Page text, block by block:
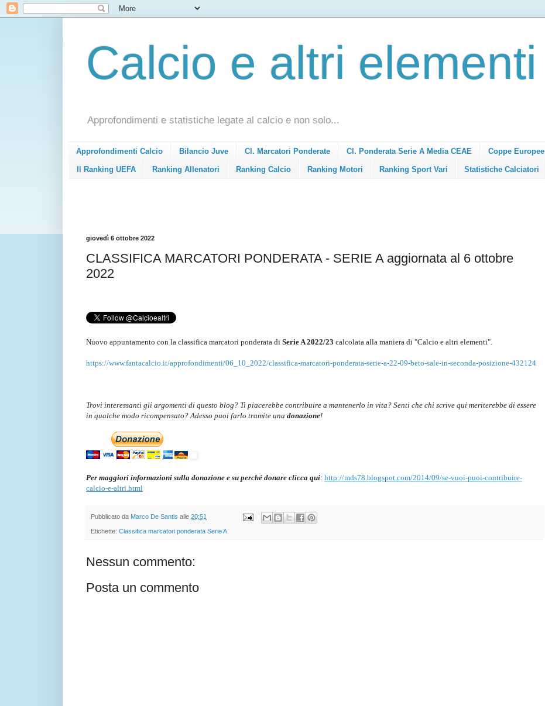
Calcio e altri elementi
Approfondimenti e statistiche legate al calcio e non solo...
Approfondimenti Calcio Bilancio Juve Cl. Marcatori Ponderate Cl. Ponderata Serie A Media CEAE Coppe Europee
Il Ranking UEFA Ranking Allenatori Ranking Calcio Ranking Motori Ranking Sport Vari Statistiche Calciatori
giovedì 6 ottobre 2022
CLASSIFICA MARCATORI PONDERATA - SERIE A aggiornata al 6 ottobre
2022
Nuovo appuntamento con la classifica marcatori ponderata di Serie A 2022/23 calcolata alla maniera di "Calcio e altri elementi".
https://www.fantacalcio.it/approfondimenti/06_10_2022/classifica-marcatori-ponderata-serie-a-22-09-beto-sale-in-seconda-posizione-432124
Trovi interessanti gli argomenti di questo blog? Ti piacerebbe contribuire a mantenerlo in vita? Senti che chi scrive qui meriterebbe di essere
in qualche modo ricompensato? Adesso puoi farlo tramite una donazione!
Per maggiori informazioni sulla donazione e su perché donare clicca qui: http://mds78.blogspot.com/2014/09/se-vuoi-puoi-contribuire-
calcio-e-altri.html
Pubblicato da Marco De Santis alle 20:51
Etichette: Classifica marcatori ponderata Serie A
Nessun commento:
Posta un commento